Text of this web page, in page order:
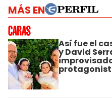
MÁS EN
Así fue el
y David